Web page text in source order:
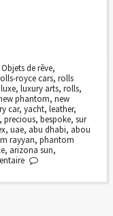
Objets de rêve,
royce cars,rolls
luxe, luxury arts, rolls,
phantom, new
car, yacht, leather,
precious, bespoke, sur
, uae, abu dhabi, abou
rayyan, phantom
, arizona sun,